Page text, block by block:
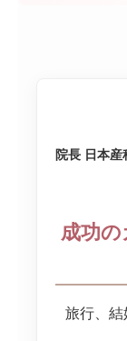
院長 日本
成功
旅行、結